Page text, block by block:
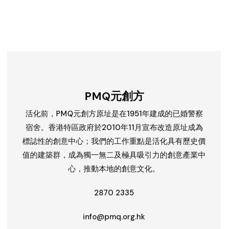
PMQ元創方
活化前，PMQ元創方原址是在1951年建成的已婚警察
宿舍。香港特區政府於2010年11月宣布改造原址成為
標誌性的創意中心；我們的工作重點是活化具有歷史價
值的建築群，成為獨一無二及極具吸引力的創意產業中
心，推動本地的創意文化。
2870 2335
info@pmq.org.hk